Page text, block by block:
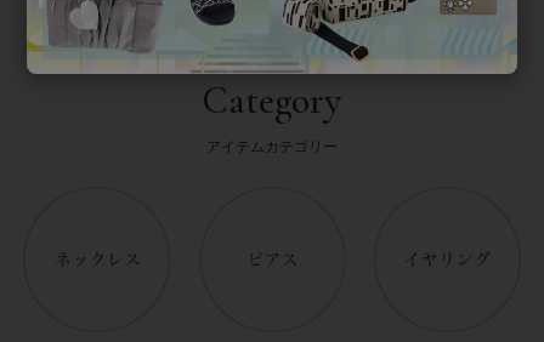
Category
アイテムカテゴリー